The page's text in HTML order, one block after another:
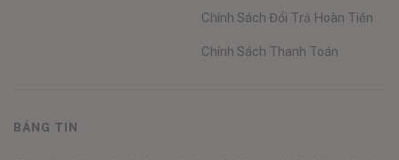
Chính Sách Đổi Trả Hoàn Tiền
Chính Sách Thanh Toán
BẢNG TIN